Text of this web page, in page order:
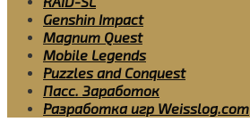
Genshin Impact
Magnum Quest
Mobile Legends
Puzzles and Conquest
Пасс. Заработок
Разработка игр Weisslog.com